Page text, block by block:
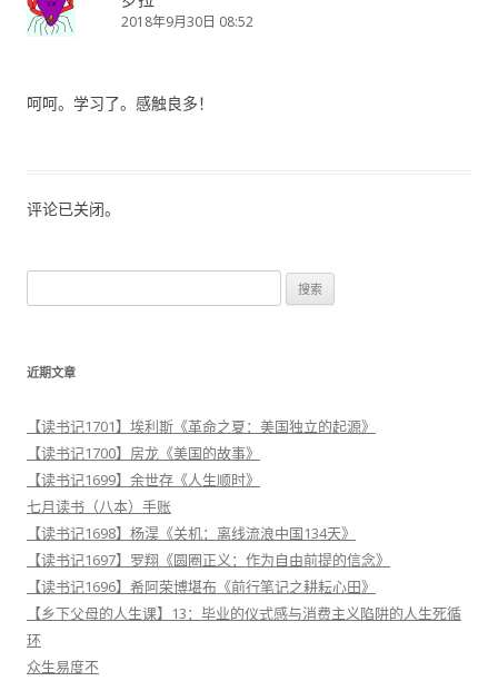
2018年9月30日 08:52
呵呵。学习了。感触良多！
评论已关闭。
索
近期文章
【读书记1701】埃利斯《革命之夏：美国独立的起源》
【读书记1700】房龙《美国的故事》
【读书记1699】余世存《人生顺时》
七月读书（八本）手账
【读书记1698】杨淏《关机：离线流浪中国134天》
【读书记1697】罗翔《圆圈正义：作为自由前提的信念》
【读书记1696】希阿荣博堪布《前行笔记之耕耘心田》
【乡下父母的人生课】13：毕业的仪式感与消费主义陷阱的人生死循
环
众生易度不